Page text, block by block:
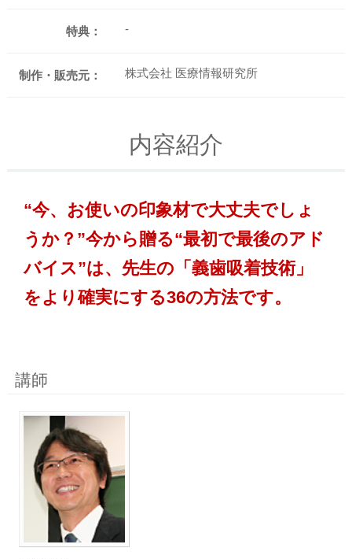
特典： -
制作・販売元： 株式会社 医療情報研究所
内容紹介
“今、お使いの印象材で大丈夫でしょ
うか？”今から贈る“最初で最後のアド
バイス”は、先生の「義歯吸着技術」
をより確実にする36の方法です。
講師